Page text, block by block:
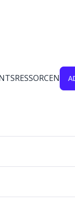
RESSORCEN